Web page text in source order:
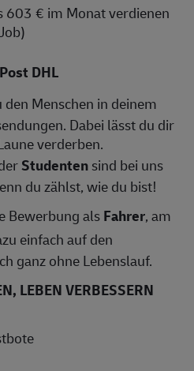
603 € im Monat verdienen
DHL
Menschen in deinem
Dabei lässt du dir
verderben.
Studentensind bei uns
du zählst, wie du bist!
Bewerbung alsFahrer, am
einfach auf den
ganz ohne Lebenslauf.
LEBEN VERBESSERN